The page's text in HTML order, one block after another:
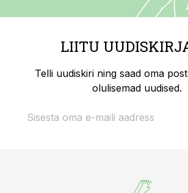
LIITU
Telli uudiskiri ning saad oma
olulisemad uudised.